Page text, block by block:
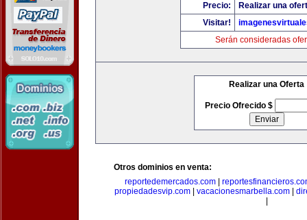
Precio:
Realizar una
Visitar!
Serán consideradas
Realizar una Oferta
Precio Ofrecido $
Otros dominios en venta:
reportedemercados.com
propiedadesvip.com
vacacionesmarbella.com